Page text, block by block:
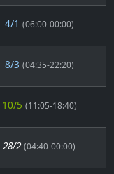
4/1 (06:00-00:00)
8/3 (04:35-22:20)
10/5 (11:05-18:40)
28/2 (04:40-00:00)